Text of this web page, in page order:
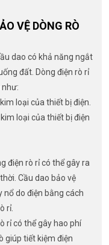
VỆ DÒNG RÒ
dao có khả năng ngắt
đất. Dòng điện rò rỉ
như:
loại của thiết bị điện.
loại của thiết bị điện
điện rò rỉ có thể gây ra
Cầu dao bảo vệ
nổ do điện bằng cách
rỉ.
rỉ có thể gây hao phí
giúp tiết kiệm điện